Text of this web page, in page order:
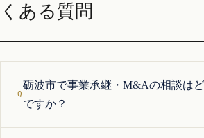
くある質問
砺波市で事業承継・M&Aの相談は
ですか？